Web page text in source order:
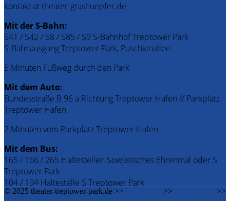
kontakt at theater-grashuepfer.de
Mit der S-Bahn:
S41 / S42 / S8 / S85 / S9 S-Bahnhof Treptower Park
S-Bahnausgang Treptower Park, Puschkinallee.
5 Minuten Fußweg durch den Park
Mit dem Auto:
Bundesstraße B 96 a Richtung Treptower Hafen // Parkplatz
Treptower Hafen
2 Minuten vom Parkplatz Treptower Hafen
Mit dem Bus:
165 / 166 / 265 Haltestellen Sowjetisches Ehrenmal oder S
Treptower Park
104 / 194 Haltestelle S Treptower Park
© 2025 theater-treptower-park.de >> >>
>>